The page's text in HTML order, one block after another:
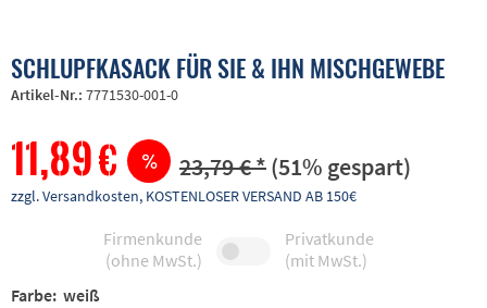
SCHLUPFKASACK FÜR SIE & IHN MISCHGEWEBE
Artikel-Nr.: 7771530-001-0
11,89 € 23,79 € *(51% gespart)
zzgl. Versandkosten, KOSTENLOSER VERSAND AB 150€
Firmenkunde
(ohne MwSt.)
Privatkunde
(mit MwSt.)
Farbe: weiß